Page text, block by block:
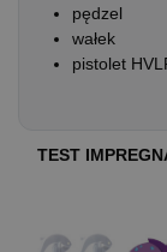
pędzel
wałek
pistolet
TEST